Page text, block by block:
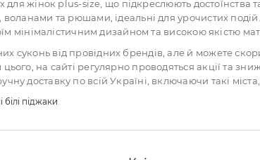
для жінок plus-size, що підкреслюють
та рюшами, ідеальні для урочистих
мінімалістичним дизайном та високою якістю
від провідних брендів, але й можете
на сайті регулярно проводяться акції та
доставку по всій Україні, включаючи такі
білі піджаки